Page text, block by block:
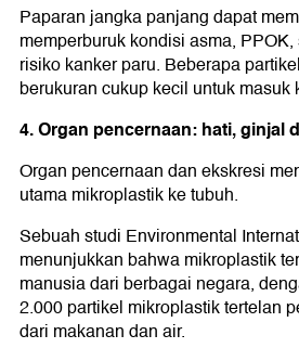
Paparan jangka panjang dapat
memperburuk kondisi asma,
risiko kanker paru. Beberapa
berukuran cukup kecil untuk masuk
4. Organ pencernaan: hati, ginjal
Organ pencernaan dan ekskresi
utama mikroplastik ke tubuh.
Sebuah studi Environmental
menunjukkan bahwa mikroplastik
manusia dari berbagai negara,
2.000 partikel mikroplastik tertelan
dari makanan dan air.